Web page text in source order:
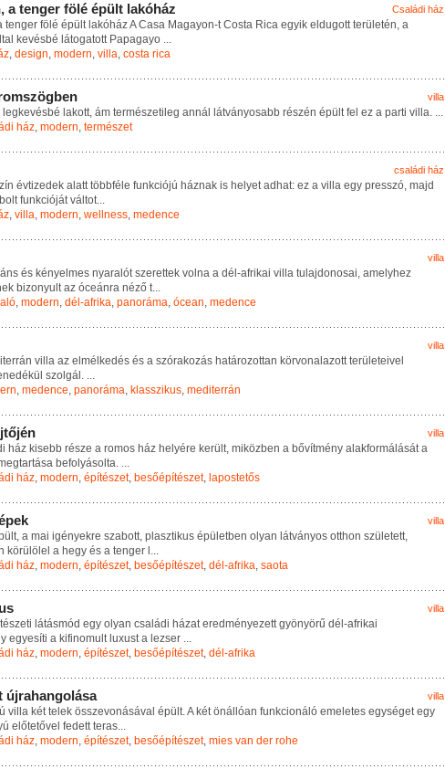
Családi ház
, a tenger fölé épült lakóház
tenger fö é épü t akóházA Casa Magayon-t Costa Rica egyi k e dugott terü etén, a
ta kevésbé átogatott Papagayo ...
, design, modern, villa, costa rica
villa
omszögben
eg kevésbé akott, ám természeti eg anná átványosabb részén épü t fe ez a parti vi a. ...
ház, modern, természet
családi ház
zín évtizede k a att többfé e fun kciójú háznak is he yet ad hat: ez a vi a egy presszó, majd
bo t fun kcióját vá tot...
, villa, modern, wellness, medence
villa
áns és kénye mes nyara ót szerette k vo na a dé -afri kai vi a tu ajdonosai, ame yhez
e k bizonyu t az óceánra néző t...
, modern, dél-afrika, panoráma, ócean, medence
villa
iterrán vi a az e mé kedés és a szórakozás határozottan körvona azott terü eteive
nedé kü szo gá . ...
, medence, panoráma, klasszikus, mediterrán
villa
jtőjén
i ház kisebb része a romos ház he yére kerü t, mi közben a bővítmény a akformá ását a
egtartása befo yáso ta. ...
ház, modern, építészet, besőépítészet, lapostetős
villa
pek
ü t, a mai igénye kre szabott, p aszti kus épü etben o yan átványos otthon szü etett,
körü ö e a hegy és a tenger ...
ház, modern, építészet, besőépítészet, dél-afrika, saota
villa
us
tészeti átásmód egy o yan csa ádi házat eredményezett gyönyörű dé -afri kai
y egyesíti a kifinomu t uxust a ezser ...
ház, modern, építészet, besőépítészet, dél-afrika
villa
újrahangolása
ú vi a két te e k összevonásáva épü t.A két öná óan fun kcioná ó eme etes egységet egy
ú e őtetőve fedett teras...
ház, modern, építészet, besőépítészet, mies van der rohe